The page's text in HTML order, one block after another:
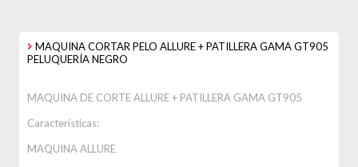
MAQUINA CORTAR PELO ALLURE + PATILLERA GAMA GT905
PELUQUERÍA NEGRO
MAQUINA DE CORTE ALLURE + PATILLERA GAMA GT905
Características:
MAQUINA ALLURE